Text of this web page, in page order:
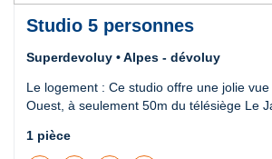
Studio 5 personnes
Superdevoluy • Alpes - dévoluy
Le logement : Ce studio offre une jolie
Ouest, à seulement 50m du télésiège Le
1 pièce